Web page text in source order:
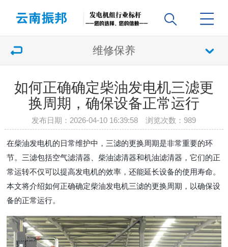
维修保养
如何正确确定柴油发电机三滤更
换周期，确保设备正常运行
发布日期：2026-04-10 16:39:58 浏览次数： 989
在柴油发电机的日常维护中，三滤的更换周期是非常重要的环
节。三滤包括空气滤清器、柴油滤清器和机油滤清器，它们的正
常运转不仅可以提高发电机的效率，还能延长设备的使用寿命。
本文将介绍如何正确确定柴油发电机三滤的更换周期，以确保设
备的正常运行。